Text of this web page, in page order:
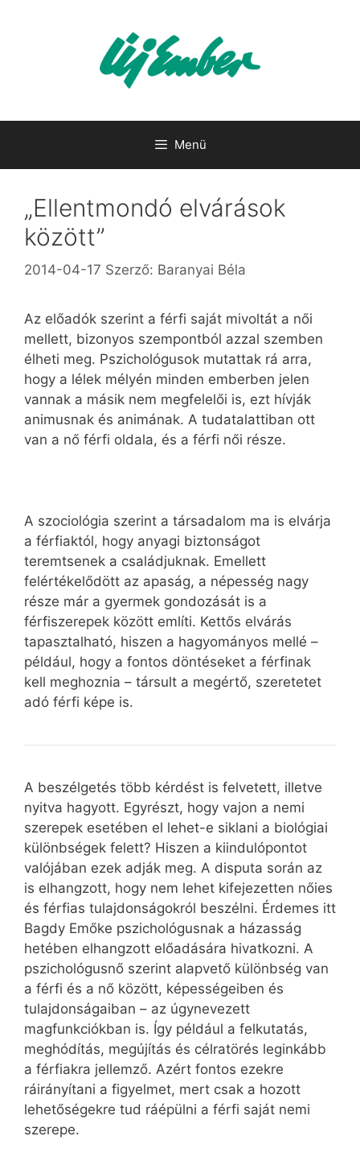
Menü
„Ellentmondó elvárások
között”
2014-04-17 Szerző: Baranyai Béla
Az előadók szerint a férfi saját mivoltát a női
mellett, bizonyos szempontból azzal szemben
élheti meg. Pszichológusok mutattak rá arra,
hogy a lélek mélyén minden emberben jelen
vannak a másik nem megfelelői is, ezt hívják
animusnak és animának. A tudatalattiban ott
van a nő férfi oldala, és a férfi női része.
A szociológia szerint a társadalom ma is elvárja
a férfiaktól, hogy anyagi biztonságot
teremtsenek a családjuknak. Emellett
felértékelődött az apaság, a népesség nagy
része már a gyermek gondozását is a
férfiszerepek között említi. Kettős elvárás
tapasztalható, hiszen a hagyományos mellé –
például, hogy a fontos döntéseket a férfinak
kell meghoznia – társult a megértő, szeretetet
adó férfi képe is.
A beszélgetés több kérdést is felvetett, illetve
nyitva hagyott. Egyrészt, hogy vajon a nemi
szerepek esetében el lehet-e siklani a biológiai
különbségek felett? Hiszen a kiindulópontot
valójában ezek adják meg. A disputa során az
is elhangzott, hogy nem lehet kifejezetten nőies
és férfias tulajdonságokról beszélni. Érdemes itt
Bagdy Emőke pszichológusnak a házasság
hetében elhangzott előadására hivatkozni. A
pszichológusnő szerint alapvető különbség van
a férfi és a nő között, képességeiben és
tulajdonságaiban – az úgynevezett
magfunkciókban is. Így például a felkutatás,
meghódítás, megújítás és célratörés leginkább
a férfiakra jellemző. Azért fontos ezekre
ráirányítani a figyelmet, mert csak a hozott
lehetőségekre tud ráépülni a férfi saját nemi
szerepe.